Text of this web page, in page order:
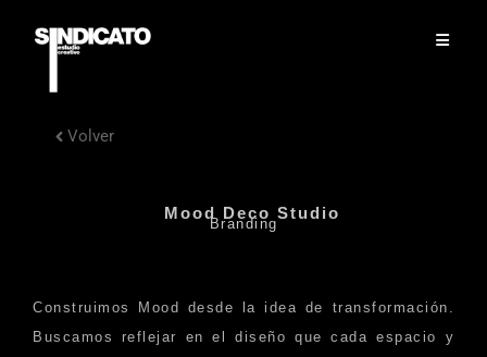
Volver
Mood Deco Studio
Branding
Construimos Mood desde la idea de transformación.
Buscamos reflejar en el diseño que cada espacio y